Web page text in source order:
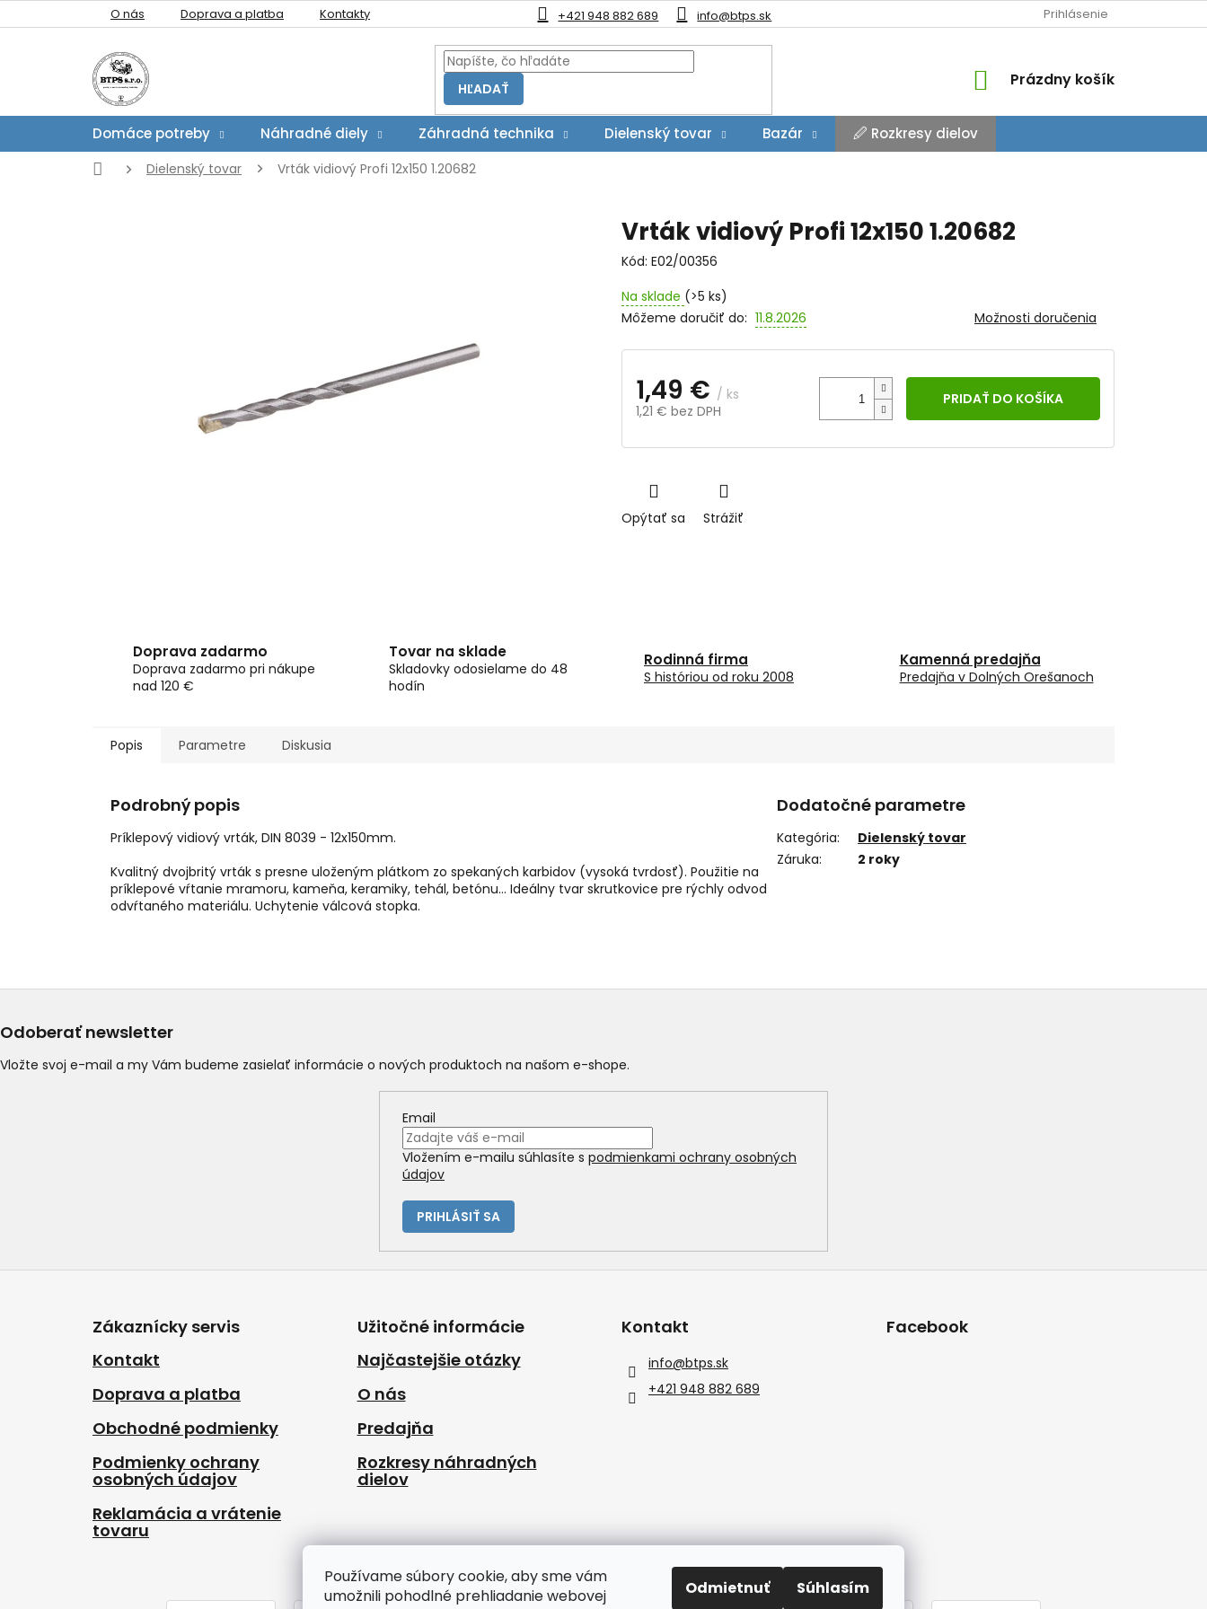
Používame súbory cookie, aby sme vám
umožnili pohodlné prehliadanie webovej
Odmietnuť Súhlasím
na
+421 948 882 689 info@btps.sk
O nás Doprava a platba Kontakty Prihlásenie
HĽADAŤ
NÁKUPNÝ
Prázdny košík
Domáce potreby Náhradné diely Záhradná technika Dielenský tovar Bazár 🖉 Rozkresy dielov
DomovDielenský tovar Vrták vidiový Profi 12x150 1.20682
Vrták vidiový Profi 12x150 1.20682
Kód: E02/00356
Na sklade (>5 ks)
Môžeme doručiť do: 11.8.2026 Možnosti doručenia
1,49 € / ks
1,21 € bez DPH
cena:
PRIDAŤ DO KOŠÍKA
Opýtať sa Strážiť
Doprava zadarmo
Doprava zadarmo pri nákupe
nad 120 €
Tovar na sklade
Skladovky odosielame do 48
hodín
Rodinná firma
S históriou od roku 2008
Kamenná predajňa
Predajňa v Dolných Orešanoch
Popis Parametre Diskusia
Podrobný popis
Príklepový vidiový vrták, DIN 8039 - 12x150mm.
Kvalitný dvojbritý vrták s presne uloženým plátkom zo spekaných karbidov (vysoká tvrdosť). Použitie na
príklepové vŕtanie mramoru, kameňa, keramiky, tehál, betónu... Ideálny tvar skrutkovice pre rýchly odvod
odvŕtaného materiálu. Uchytenie válcová stopka.
Dodatočné parametre
Kategória:
Dielenský tovar
Záruka: 2 roky
Odoberať newsletter
Vložte svoj e-mail a my Vám budeme zasielať informácie o nových produktoch na našom e-shope.
Email
Vložením e-mailu súhlasíte s podmienkami ochrany osobných
údajov
PRIHLÁSIŤ SA
Z
Zákaznícky servis
Kontakt
Doprava a platba
Obchodné podmienky
Podmienky ochrany
osobných údajov
Reklamácia a vrátenie
tovaru
Užitočné informácie
Najčastejšie otázky
O nás
Predajňa
Rozkresy náhradných
dielov
Kontakt
info@btps.sk
+421 948 882 689
Facebook